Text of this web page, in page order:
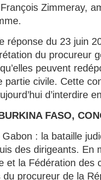
Zimmeray,
réponse du 23 juin
du procureur
peuvent
partie civile. Cette
d’interdire
FASO,
: la bataille
des dirigeants. En
et la Fédération des
du procureur de la